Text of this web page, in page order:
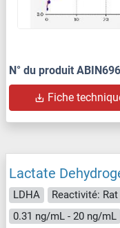
N° du produit
Fiche
Lactate
LDHA Reactivité: Rat
0.31 ng/mL - 20 ng/mL